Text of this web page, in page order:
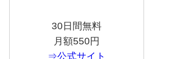
30日間無料
月額550円
⇒公式サイト